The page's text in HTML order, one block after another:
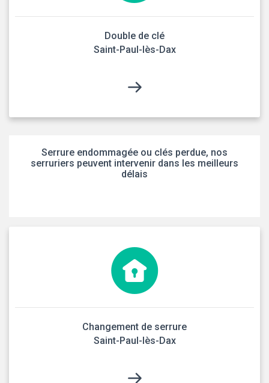
Double de clé
Saint-Paul-lès-Dax
Serrure endommagée ou clés perdue, nos
serruriers peuvent intervenir dans les meilleurs
délais
Changement de serrure
Saint-Paul-lès-Dax